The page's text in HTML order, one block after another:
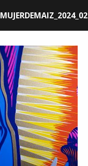
MUJERDEMAIZ_2024_02